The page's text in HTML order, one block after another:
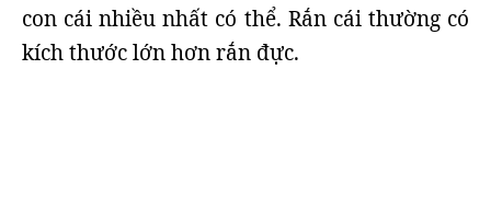
con cái nhiều nhất có thể. Rắn cái thường có
kích thước lớn hơn rắn đực.